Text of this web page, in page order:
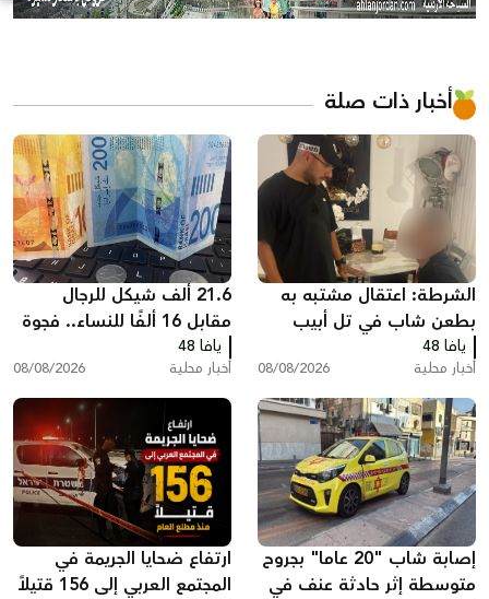
أخبار ذات صلة
الشرطة: اعتقال مشتبه به
بطعن شاب في تل أبيب
يافا 48
أخبار محلية 08/08/2026
21.6 ألف شيكل للرجال
مقابل 16 ألفًا للنساء.. فجوة
كبيرة في أجور القطاع العام
يافا 48
أخبار محلية 08/08/2026
إصابة شاب "20 عاما" بجروح
متوسطة إثر حادثة عنف في
ارتفاع ضحايا الجريمة في
المجتمع العربي إلى 156 قتيلاً